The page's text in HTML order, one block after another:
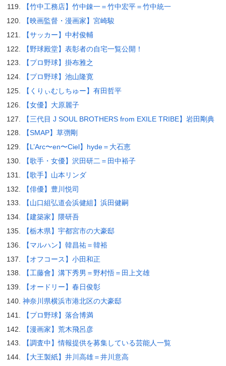
【竹中工務店】竹中錬一＝竹中宏平＝竹中統一
【映画監督・漫画家】宮崎駿
【サッカー】中村俊輔
【野球殿堂】表彰者の自宅一覧公開！
【プロ野球】掛布雅之
【プロ野球】池山隆寛
【くりぃむしちゅー】有田哲平
【女優】大原麗子
【三代目 J SOUL BROTHERS from EXILE TRIBE】岩田剛典
【SMAP】草彅剛
【L’Arc〜en〜Ciel】hyde＝大石恵
【歌手・女優】沢田研二＝田中裕子
【歌手】山本リンダ
【俳優】豊川悦司
【山口組弘道会浜健組】浜田健嗣
【建築家】隈研吾
【栃木県】宇都宮市の大豪邸
【マルハン】韓昌祐＝韓裕
【オフコース】小田和正
【工藤會】溝下秀男＝野村悟＝田上文雄
【オードリー】春日俊彰
神奈川県横浜市港北区の大豪邸
【プロ野球】落合博満
【漫画家】荒木飛呂彦
【調査中】情報提供を募集している芸能人一覧
【大王製紙】井川高雄＝井川意高